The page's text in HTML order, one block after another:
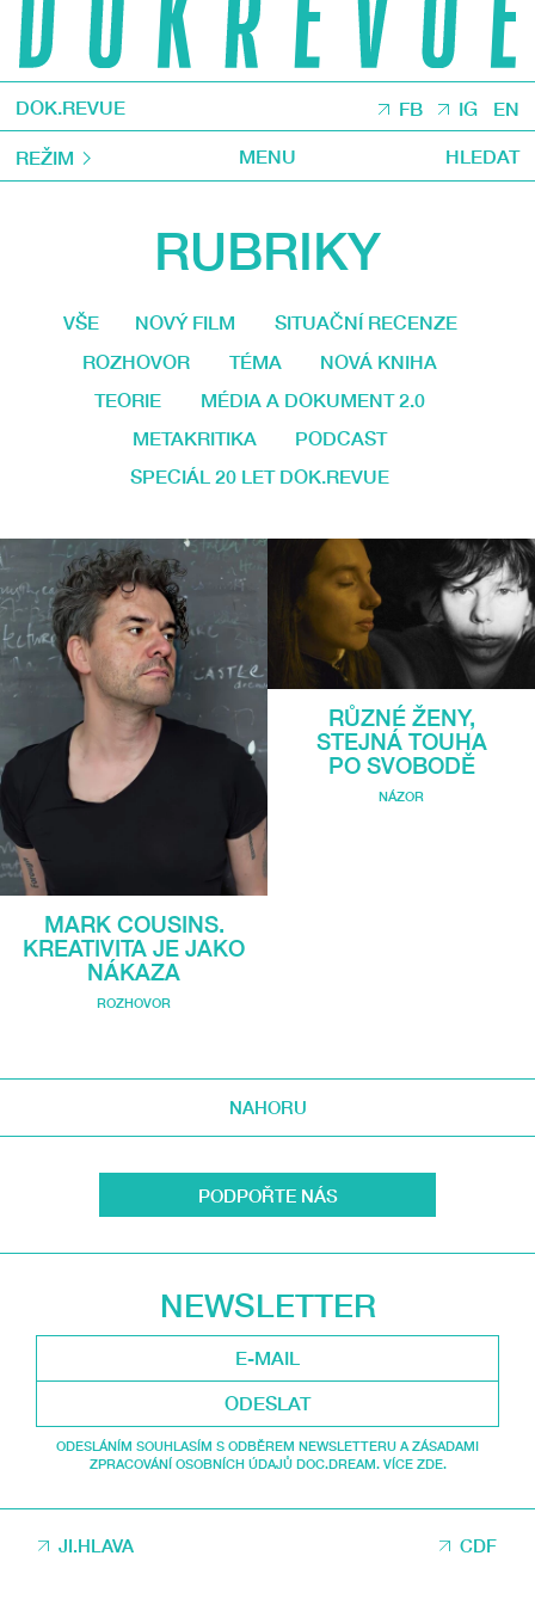
DOK.REVUE FB IG EN
REŽIM MENU HLEDAT
RUBRIKY
VŠE NOVÝ FILM
SITUAČNÍ RECENZE
ROZHOVOR
TÉMA
NOVÁ KNIHA
TEORIE
MÉDIA A DOKUMENT 2.0
METAKRITIKA
PODCAST
SPECIÁL 20 LET DOK.REVUE
MARK COUSINS.
KREATIVITA JE JAKO
NÁKAZA
ROZHOVOR
RŮZNÉ ŽENY,
STEJNÁ TOUHA
PO SVOBODĚ
NÁZOR
NAHORU
PODPOŘTE NÁS
NEWSLETTER
ODESLAT
ODESLÁNÍM SOUHLASÍM S ODBĚREM NEWSLETTERU A ZÁSADAMI
ZPRACOVÁNÍ OSOBNÍCH ÚDAJŮ DOC.DREAM. VÍCE ZDE.
JI.HLAVA CDF